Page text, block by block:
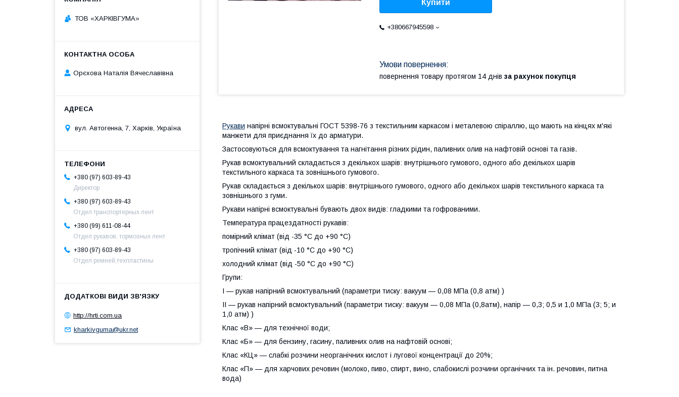
Купити
+380667945598
повернення товару протягом 14 днів за рахунок покупця
Рукави напірні всмоктувальні ГОСТ 5398-76 з текстильним каркасом і металевою спіраллю, що мають на кінцях м'які
манжети для приєднання їх до арматури.
Застосовуються для всмоктування та нагнітання різних рідин, паливних олив на нафтовій основі та газів.
Рукав всмоктувальний складається з декількох шарів: внутрішнього гумового, одного або декількох шарів
текстильного каркаса та зовнішнього гумового.
Рукав складається з декількох шарів: внутрішнього гумового, одного або декількох шарів текстильного каркаса та
зовнішнього з гуми.
Рукави напірні всмоктувальні бувають двох видів: гладкими та гофрованими.
Температура працездатності рукавів:
помірний клімат (від -35 °C до +90 °C)
тропічний клімат (від -10 °C до +90 °C)
холодний клімат (від -50 °C до +90 °C)
Групи:
I — рукав напірний всмоктувальний (параметри тиску: вакуум — 0,08 МПа (0,8 атм) )
II — рукав напірний всмоктувальний (параметри тиску: вакуум — 0,08 МПа (0,8атм), напір — 0,3; 0,5 и 1,0 МПа (3; 5; и
1,0 атм) )
Клас «В» — для технічної води;
Клас «Б» — для бензину, гасину, паливних олив на нафтовій основі;
Клас «КЦ» — слабкі розчини неорганічних кислот і лугової концентрації до 20%;
Клас «П» — для харчових речовин (молоко, пиво, спирт, вино, слабокислі розчини органічних та ін. речовин, питна
вода)
ТОВ «ХАРКІВГУМА»
Орєхова Наталія Вячеславівна
вул. Автогенна, 7, Харків, Україна
+380 (97) 603-89-43
Директор
+380 (97) 603-89-43
Отдел транспортерных лент
+380 (99) 611-08-44
Отдел рукавов, тормозных лент
+380 (97) 603-89-43
Отдел ремней,техпластины
http://hrti.com.ua
kharkivguma@ukr.net